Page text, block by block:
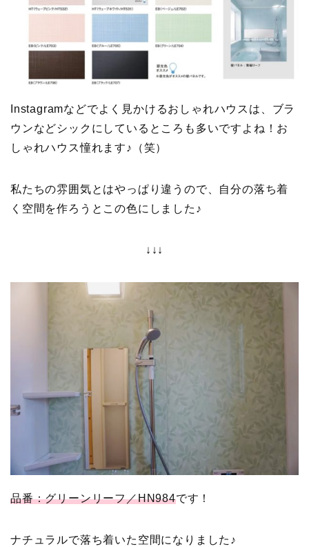
Instagramなどでよく見かけるおしゃれハウスは、ブラ
ウンなどシックにしているところも多いですよね！お
しゃれハウス憧れます♪（笑）
私たちの雰囲気とはやっぱり違うので、自分の落ち着
く空間を作ろうとこの色にしました♪
↓↓↓
品番：グリーンリーフ／HN984です！
ナチュラルで落ち着いた空間になりました♪